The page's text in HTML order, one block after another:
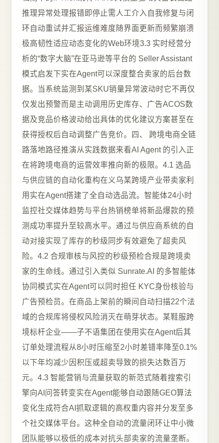
推理异常处理报错即停止需人工介入自我修复与闭
环自动重试并汇报运维难度随界面更新而频繁崩溃
极高韧性适应动态变化的Web环境3.3 实时经营分
析的“数字大脑”在亚马逊等平台的 Seller Assistant
模式启发下实在Agent可以深度整合卖家的后台数
据。当系统监测到某SKU销量异常波动时它不再仅
仅发出预警而是主动调用历史库存、广告ACOS数
据及竞品价格波动给出具体的优化建议方案甚至在
获得授权后自动调整广告竞价。四、 跨境电商全链
路落地路径推演从实践数据来看AI Agent 的引入正
在将跨境电商的运营效率推向新的极限。4.1 选品
与供应链的自动化重构在义乌某跨境产业带卖家利
用实在Agent搭建了全自动选品流。智能体24小时
监控社交媒体趋势与平台热销榜单将新品爆款的预
测成功率提升至较高水平。通过与供应商系统的自
动对接实现了库存的秒级同步有效避免了超卖风
险。4.2 合规审核与风控的秒级预检合规是跨境卖
家的生命线。通过引入类似 Sunrate.AI 的多智能体
协同模式实在Agent可以同时担任 KYC身份核验与
广告预检员。在商品上架前的瞬间自动扫描22个法
域的合规库将侵权风险消灭在萌芽状态。某鞋服跨
境标杆企业——子不语集团在使用实在Agent后其
订单处理流程从8小时压缩至2小时差错率降至0.1%
以下年均减少因积压或超卖导致的损失达数百万
元。4.3 智能营销与流量获取的新范式随着搜索引
擎向AI问答转变实在Agent能够自动跟随GEO算法
变化生成符合AI抓取逻辑的高权重内容并分发至多
个社交媒体平台。这种全自动的流量闭环让中小微
团队能够以极低的成本对抗头部卖家的流量垄断。